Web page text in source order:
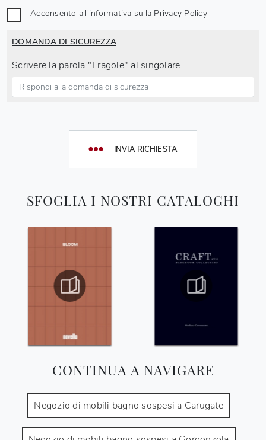
SFOGLIA I NOSTRI CATALOGHI
CONTINUA A NAVIGARE
Negozio di mobili bagno sospesi a Carugate
Acconsento all'informativa sulla Privacy Policy
DOMANDA DI SICUREZZA
Scrivere la parola "Fragole" al singolare
INVIA RICHIESTA